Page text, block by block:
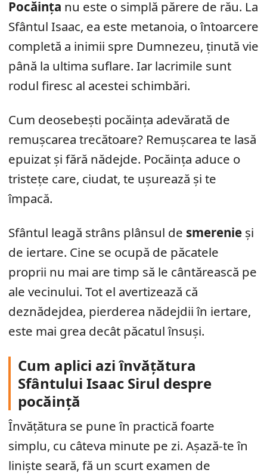
Pocăința nu este o simplă părere de rău. La
Sfântul Isaac, ea este metanoia, o întoarcere
completă a inimii spre Dumnezeu, ținută vie
până la ultima suflare. Iar lacrimile sunt
rodul firesc al acestei schimbări.
Cum deosebești pocăința adevărată de
remușcarea trecătoare? Remușcarea te lasă
epuizat și fără nădejde. Pocăința aduce o
tristețe care, ciudat, te ușurează și te
împacă.
Sfântul leagă strâns plânsul de smerenie și
de iertare. Cine se ocupă de păcatele
proprii nu mai are timp să le cântărească pe
ale vecinului. Tot el avertizează că
deznădejdea, pierderea nădejdii în iertare,
este mai grea decât păcatul însuși.
Cum aplici azi învățătura
Sfântului Isaac Sirul despre
pocăință
Învățătura se pune în practică foarte
simplu, cu câteva minute pe zi. Așază-te în
liniște seară, fă un scurt examen de